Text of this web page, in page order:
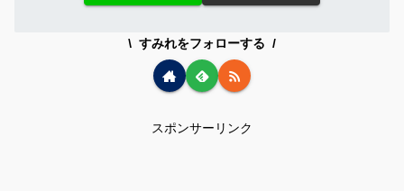
すみれをフォローする
スポンサーリンク